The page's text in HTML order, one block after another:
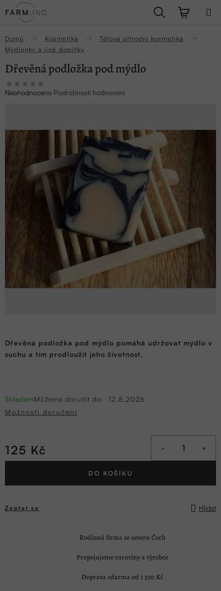
na
Hledat
Domů Kosmetika
Tělová přírodní kosmetika
Mýdlenky a jiné doplňky
Dřevěná podložka pod mýdlo pomáhá udržovat mýdlo v
suchu a tím prodloužit jeho životnost.
SklademMůžeme doručit do:
12.8.2026
Možnosti doručení
125 Kč
Měrná
DO KOŠÍKU
Zeptat se Hlídat
Dřevěná podložka pod mýdlo
Průměrné
hodnocení
0,0
hvězdiček.
Neohodnoceno Podrobnosti hodnocení
Rodinná firma ze severu Čech
Propojujeme suroviny a výrobce
Doprava zdarma od 1 500 Kč